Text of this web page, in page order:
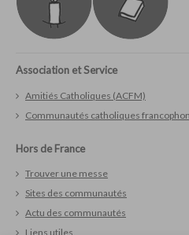
Association et Service
Amitiés Catholiques (ACFM)
Communautés catholiques
Hors de France
Trouver une messe
Sites des communautés
Actu des communautés
Liens utiles